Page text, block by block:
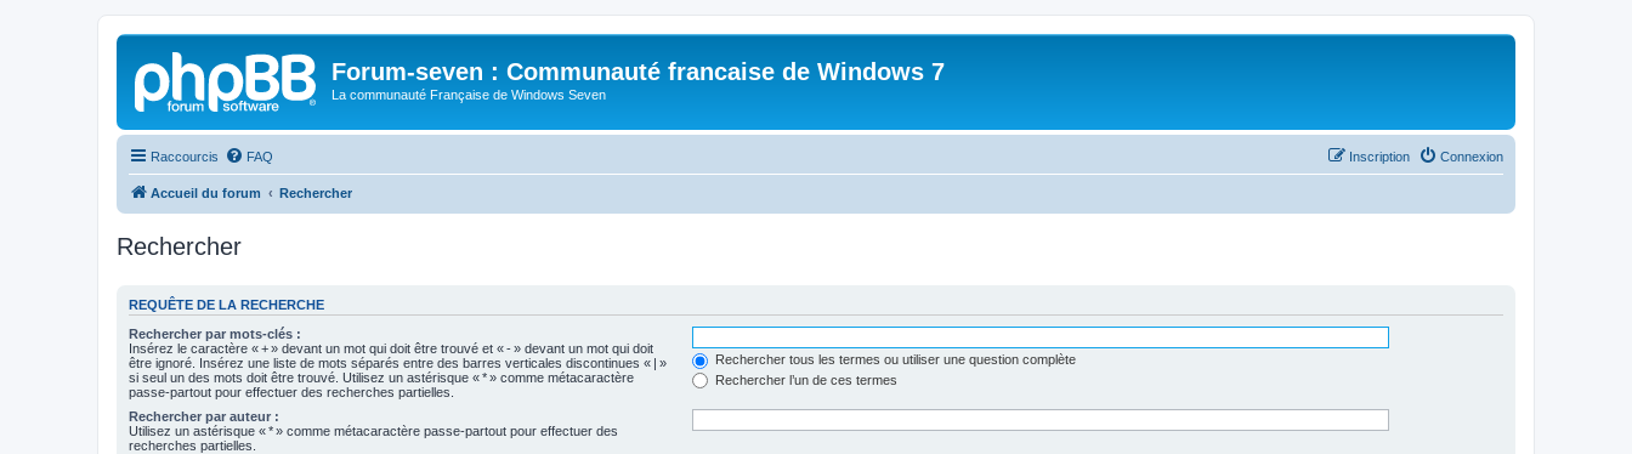
Forum-seven : Communauté francaise de Windows 7
La communauté Française de Windows Seven
Raccourcis FAQ Connexion
Inscription
Accueil du forum Rechercher
Rechercher
REQUÊTE DE LA RECHERCHE
Rechercher par mots-clés :
Insérez le caractère « + » devant un mot qui doit être trouvé et « - » devant un mot qui doit
être ignoré. Insérez une liste de mots séparés entre des barres verticales discontinues « | »
si seul un des mots doit être trouvé. Utilisez un astérisque « * » comme métacaractère
passe-partout pour effectuer des recherches partielles.
Rechercher tous les termes ou utiliser une question complète
Rechercher l’un de ces termes
Rechercher par auteur :
Utilisez un astérisque « * » comme métacaractère passe-partout pour effectuer des
recherches partielles.